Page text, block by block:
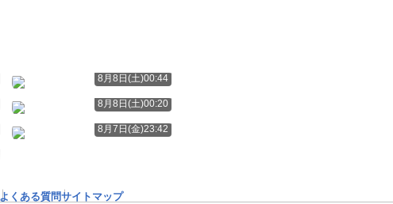
8月8日(土)00:44
8月8日(土)00:20
8月7日(金)23:42
よくある質問サイトマップ